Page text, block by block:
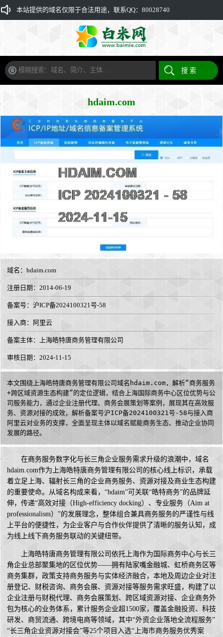
本站提供的域名仅限于合法用途，联系QQ：80028740
hdaim.com
域名： hdaim.com
注册日期：2014-06-19
备案号：沪ICP备2024100321号-58
接入商： 阿里云
备案主体：上海皓特唐商务管理有限公司
审核日期：2024-11-15
本文围绕上海皓特唐商务管理有限公司域名hdaim.com，解析“商务服务
+跨区域资源生态构建”的定位逻辑，结合上海国际商务中心区位优势与公
司服务能力，通过企业注册代理、商务会展策划等案例，展现其在高效服
务、资源对接的成效，解析备案号沪ICP备2024100321号-58与接入商
阿里云对业务的支撑，全面呈现主体以域名赋能商务生态、推动企业协同
发展的路径。
在商务服务数字化与长三角企业服务需求升级的浪潮中，域名
hdaim.com作为上海皓特唐商务管理有限公司的核心线上标识，承载
着立足上海、辐射长三角的企业商务服务、资源对接及商业生态构建
的重要使命。从域名构成来看，“hdaim”可关联“皓特商务”的品牌延
伸，传递“高效对接（High-efficiency docking）、专业服务（Aim at
professionalism）”的发展理念，整体组合兼具商务服务的严谨性与线
上平台的便捷性，为企业客户与合作伙伴提供了清晰的服务认知，成
为线上线下商务服务联动的关键纽带。
上海皓特唐商务管理有限公司依托上海作为国际商务中心与长三
角企业总部聚集地的区位优势——拥有陆家嘴金融城、虹桥商务区等
商务集群，政策支持商务服务与实体经济融合，本地及周边企业对注
册登记、财税咨询、商务会展、资源对接等服务需求旺盛，构建了以
企业注册与财税代理、商务会展策划、跨区域资源对接、企业商务外
包为核心的业务体系，累计服务企业超1500家，覆盖金融投资、科技
研发、商贸流通、跨境电商等领域，其中“外资企业落地全流程服务”
“长三角企业资源对接会”等25个项目入选“上海市商务服务优秀案